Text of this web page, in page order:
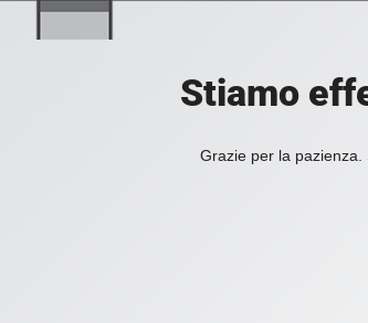
Stiamo
Grazie per la pazienza.